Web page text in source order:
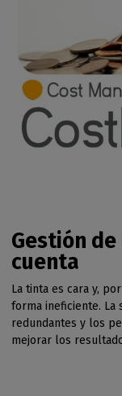
Gestión
cuenta
La tinta es cara y,
forma ineficiente. La
redundantes y los
mejorar los